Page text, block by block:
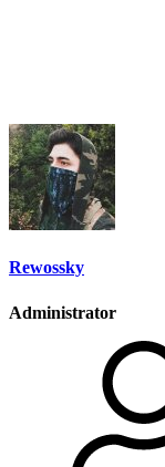
Rewossky
Administrator